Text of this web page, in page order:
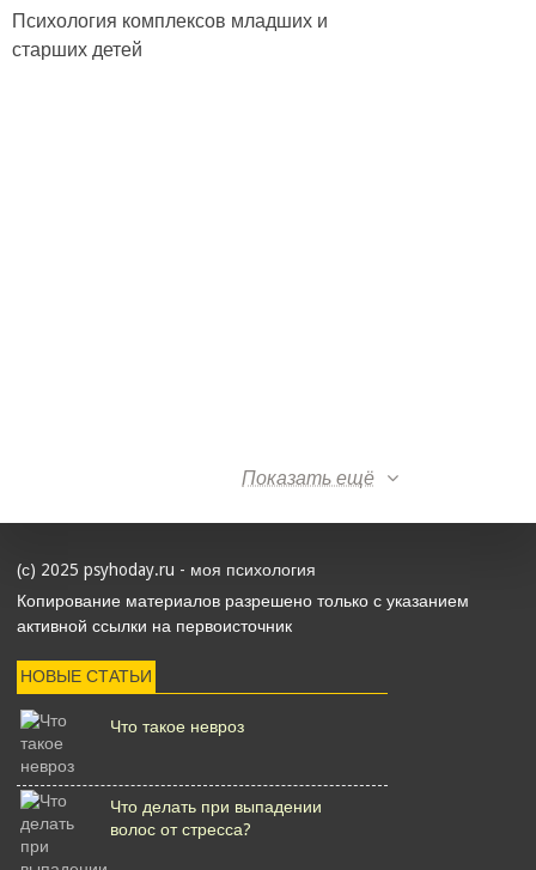
Психология комплексов младших и
старших детей
Показать ещё
(с) 2025 psyhoday.ru - моя психология
Копирование материалов разрешено только с указанием
активной ссылки на первоисточник
НОВЫЕ СТАТЬИ
Что такое невроз
Что делать при выпадении
волос от стресса?